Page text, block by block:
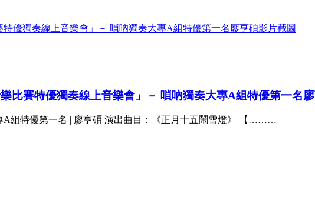
比賽特優獨奏線上音樂會」－ 嗩吶獨奏大專A組特優第一名
A組特優第一名 | 廖亨碩 演出曲目：《正月十五鬧雪燈》 【………